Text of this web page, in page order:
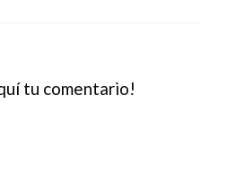
tu comentario!